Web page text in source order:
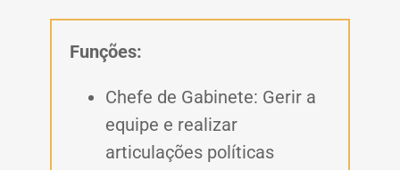
Funções:
Chefe de Gabinete: Gerir a
equipe e realizar
articulações políticas